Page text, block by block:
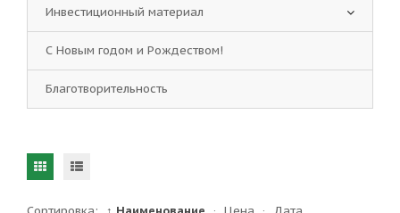
Инвестиционный материал
С Новым годом и Рождеством!
Благотворительность